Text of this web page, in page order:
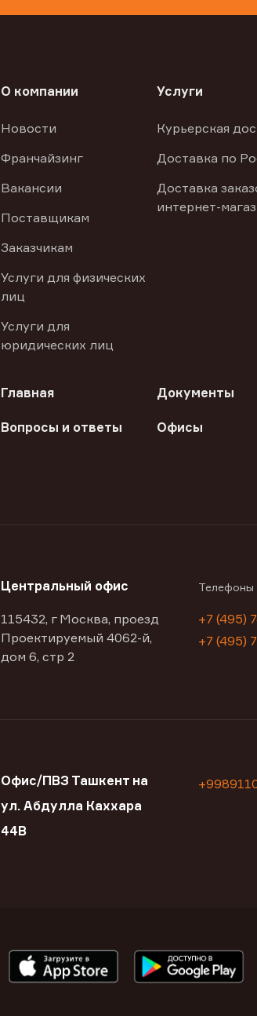
О компании
Новости
Франчайзинг
Вакансии
Поставщикам
Заказчикам
Услуги для физических
лиц
Услуги для
юридических лиц
Услуги
Курьерская
Доставка по
Доставка
интернет-
Главная Документы
Вопросы и ответы Офисы
Центральный офис
115432, г Москва, проезд
Проектируемый 4062-й,
дом 6, стр 2
Телефоны
+7 (495)
+7 (495)
Офис/ПВЗ Ташкент на
ул. Абдулла Каххара
44В